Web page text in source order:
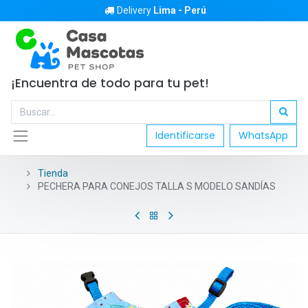
Delivery Lima - Perú
¡Encuentra de todo para tu pet!
Identificarse WhatsApp
Tienda
PECHERA PARA CONEJOS TALLA S MODELO SANDÍAS